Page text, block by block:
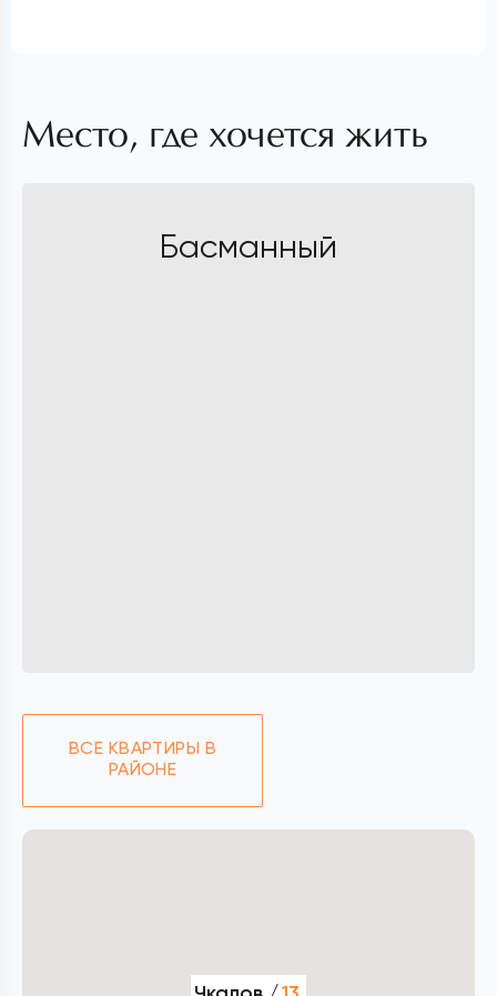
Место, где хочется жить
Басманный
ВСЕ КВАРТИРЫ В
РАЙОНЕ